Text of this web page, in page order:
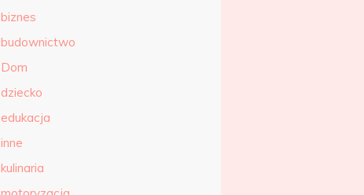
biznes
budownictwo
Dom
dziecko
edukacja
inne
kulinaria